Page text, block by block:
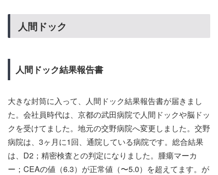
人間ドック
人間ドック結果報告書
大きな封筒に入って、人間ドック結果報告書が届きまし
た。会社員時代は、京都の武田病院で人間ドックや脳ドッ
クを受けてました。地元の交野病院へ変更しました。交野
病院は、3ヶ月に1回、通院している病院です。総合結果
は、D2；精密検査との判定になりました。腫瘍マーカ
ー；CEAの値（6.3）が正常値（〜5.0）を超えてます。が